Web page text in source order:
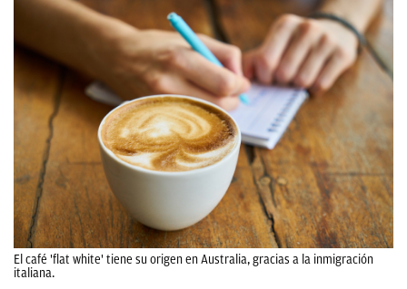
El café 'flat white' tiene su origen en Australia, gracias a la inmigración
italiana.